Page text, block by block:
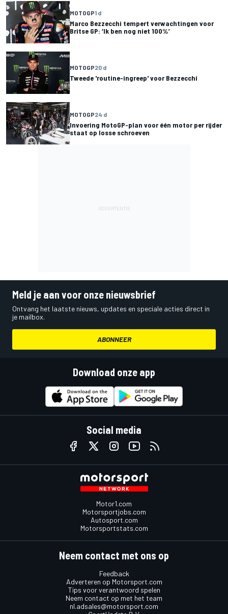
MOTOGP1 d
Marco Bezzecchi tempert verwachtingen voor
Britse GP: ‘Ik ben nog niet 100%’
MOTOGP20 d
Tweede 'routine-ingreep' voor Bezzecchi
MOTOGP24 d
Invoering MotoGP-plan voor één motor per rijder
staat op losse schroeven
Meld je aan voor onze nieuwsbrief
Ontvang het laatste nieuws, updates en speciale acties direct in
je mailbox.
ABONNEER
Download onze app
Social media
Motor1.com
Motorsportjobs.com
Autosport.com
Motorsportstats.com
Neem contact met ons op
Feedback
Adverteren op Motorsport.com
Tips voor verantwoord spelen
Neem contact op met het team
nl.adsales@motorsport.com